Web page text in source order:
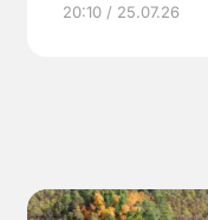
20:10 / 25.07.26